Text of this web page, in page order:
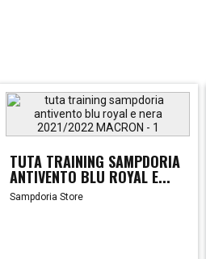
TUTA TRAINING SAMPDORIA
ANTIVENTO BLU ROYAL E...
Sampdoria Store